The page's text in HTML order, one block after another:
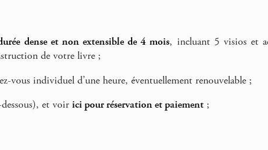
dense et non extensible de 4 mois, incluant 5 visios et
de votre livre ;
vous individuel d’une heure, éventuellement renouvelable ;
et voir ici pour réservation et paiement ;